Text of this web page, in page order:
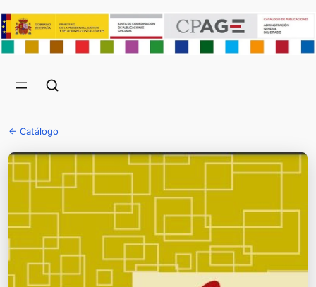
← Catálogo